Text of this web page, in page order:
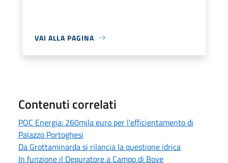
VAI ALLA PAGINA
Contenuti correlati
POC Energia: 260mila euro per l'efficientamento di
Palazzo Portoghesi
Da Grottaminarda si rilancia la questione idrica
In funzione il Depuratore a Campo di Bove